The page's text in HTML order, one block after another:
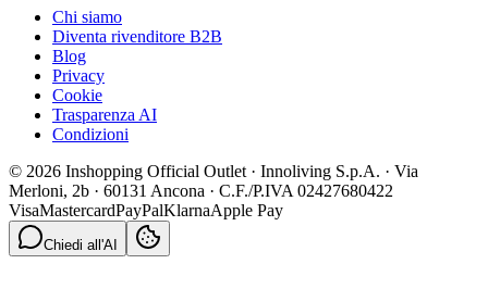
Chi siamo
Diventa rivenditore B2B
Blog
Privacy
Cookie
Trasparenza AI
Condizioni
© 2026 Inshopping Official Outlet · Innoliving S.p.A. · Via
Merloni, 2b · 60131 Ancona · C.F./P.IVA 02427680422
VisaMastercardPayPalKlarnaApple Pay
Chiedi all'AI